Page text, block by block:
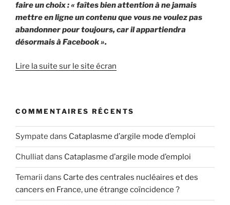
faire un choix : « faîtes bien attention à ne jamais
mettre en ligne un contenu que vous ne voulez pas
abandonner pour toujours, car il appartiendra
désormais à Facebook ».
Lire la suite sur le site écran
COMMENTAIRES RÉCENTS
Sympate dans Cataplasme d’argile mode d’emploi
Chulliatdans Cataplasme d’argile mode d’emploi
Temarii dans Carte des centrales nucléaires et des
cancers en France, une étrange coïncidence ?